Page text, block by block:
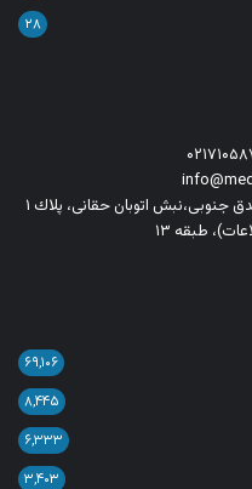
۲۸
آدرس: تهران - خیابان میرداماد، خیابان مصدق جنوبی،نبش اتوبان حقانی، پلاك ١
طبقه ۱۳
۶۹,۱۰۶
۸,۴۴۵
۶,۳۳۳
۳,۴۰۳